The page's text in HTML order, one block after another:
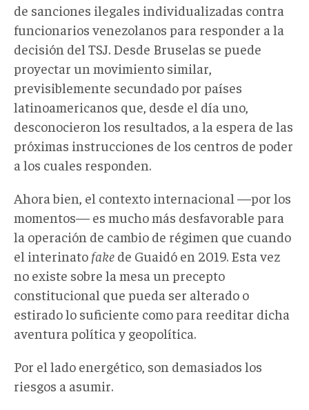
de sanciones ilegales individualizadas contra
funcionarios venezolanos para responder a la
decisión del TSJ. Desde Bruselas se puede
proyectar un movimiento similar,
previsiblemente secundado por países
latinoamericanos que, desde el día uno,
desconocieron los resultados, a la espera de las
próximas instrucciones de los centros de poder
a los cuales responden.
Ahora bien, el contexto internacional —por los
momentos— es mucho más desfavorable para
la operación de cambio de régimen que cuando
el interinato fake de Guaidó en 2019. Esta vez
no existe sobre la mesa un precepto
constitucional que pueda ser alterado o
estirado lo suficiente como para reeditar dicha
aventura política y geopolítica.
Por el lado energético, son demasiados los
riesgos a asumir.